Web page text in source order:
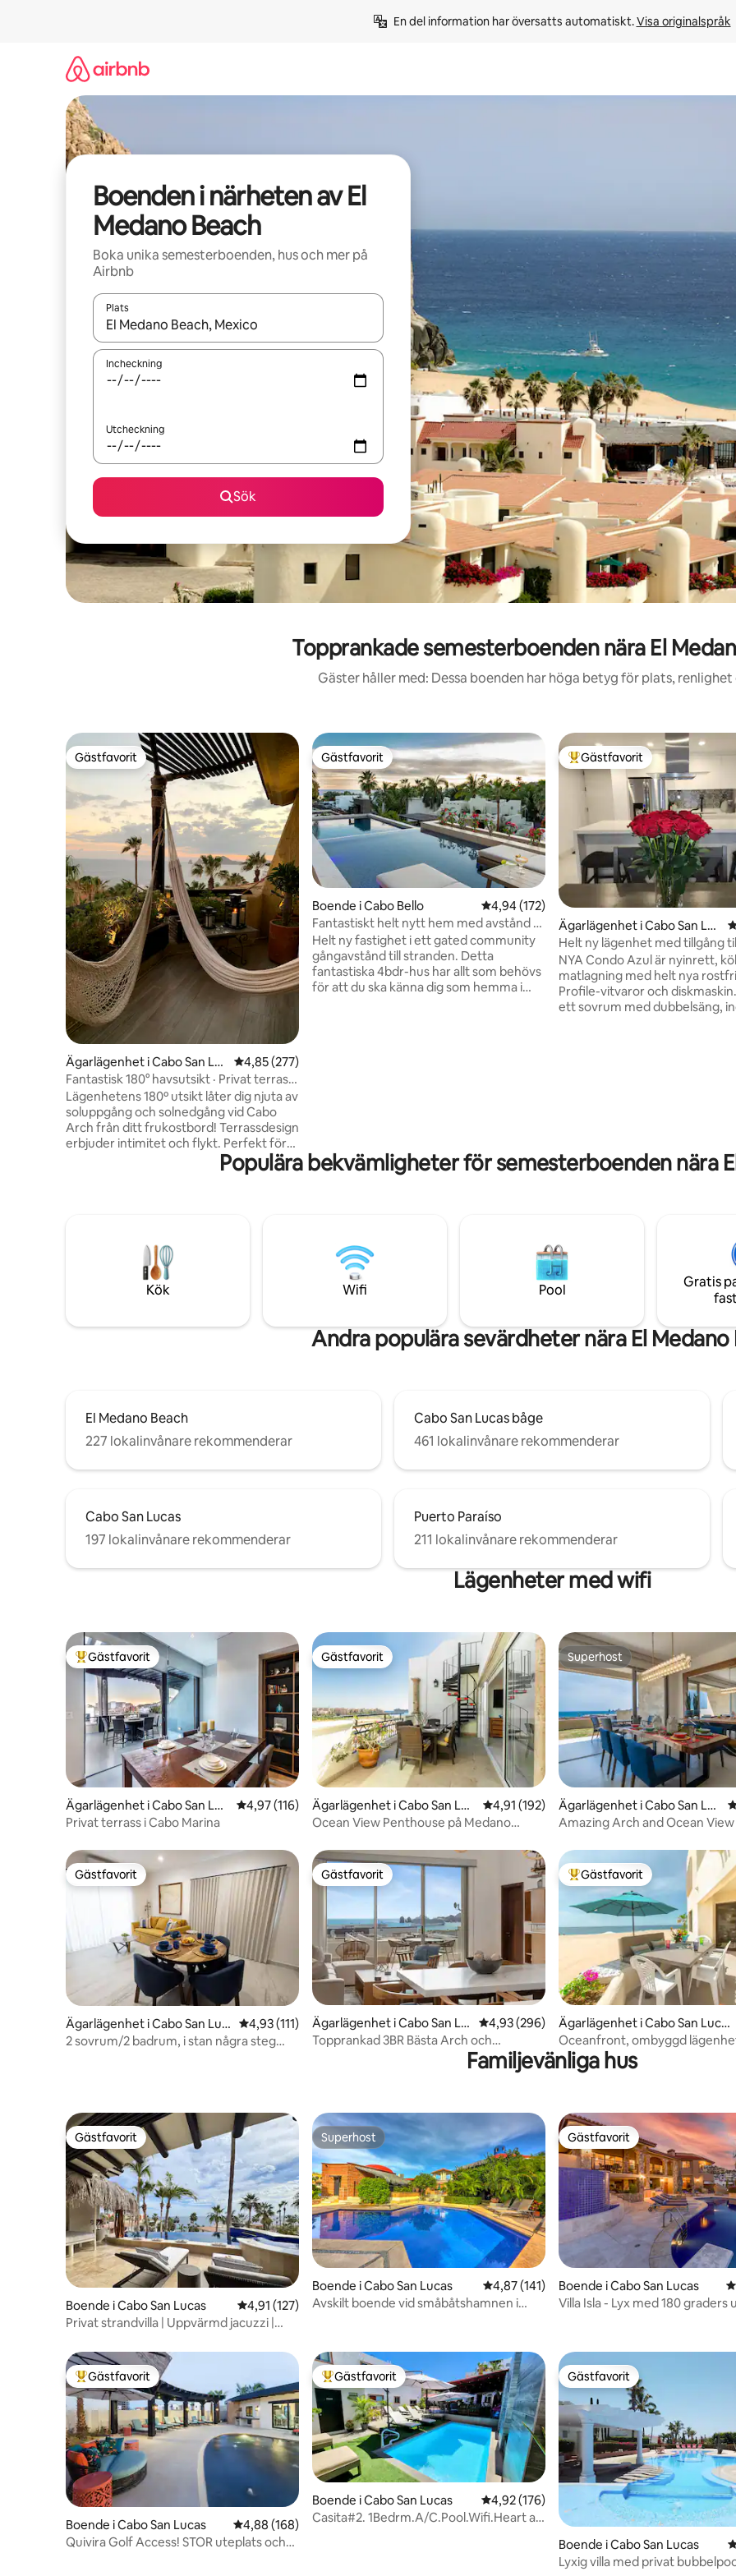
En del information har översatts automatiskt. Visa originalspråk
Boenden i närheten av El
Medano Beach
Boka unika semesterboenden, hus och mer på
Airbnb
Plats
När resultaten är tillgängliga kan du navigera med upp- och nedåtpilarna eller utforska genom att trycka eller svepa.
Incheckning
Utcheckning
Sök
Topprankade semesterboenden nära El
Gäster håller med: Dessa boenden har höga betyg för plats, renlighet
Gästfavorit
Gästfavorit
Ägarlägenhet i Cabo San Lu
cas
4,85 av 5 i genomsnittligt betyg, 277 omdömen
4,85 (277)
Fantastisk 180° havsutsikt · Privat terrass
och strand
Lägenhetens 180º utsikt låter dig njuta av
soluppgång och solnedgång vid Cabo
Arch från ditt frukostbord! Terrassdesign
erbjuder intimitet och flykt. Perfekt för
en romantisk vistelse, hemmakontor
med utsikt över paradiset, grillmiddagar
Promenad tillgång till Cabo 's topp två
stränder och bredvid The Cape och
Thompson Hotel. Kom ihåg att detta är
en hyreslägenhet, inte ett hotell, och
Gästfavorit
Gästfavorit
Boende i Cabo Bello 4,94 av 5 i genomsnittligt betyg, 172
4,94 (172)
Fantastiskt helt nytt hem med avstånd till
privat strand
Helt ny fastighet i ett gated community
gångavstånd till stranden. Detta
fantastiska 4bdr-hus har allt som behövs
för att du ska känna dig som hemma i
Populär gästfavorit
Gästfavorit
Ägarlägenhet i Cabo San Luc
as
Helt ny lägenhet med tillgång
stranden
NYA Condo Azul är nyinrett,
matlagning med helt nya
Profile-vitvaror och diskmaskin. Azul har
ett sovrum med dubbelsäng,
minuter bort, resortstil
Populära bekvämligheter för semesterboenden nära
Kök Wifi Pool
Gratis
Andra populära sevärdheter nära El Medano
El Medano Beach
227 lokalinvånare rekommenderar
Cabo San Lucas båge
461 lokalinvånare rekommenderar
Cabo San Lucas
197 lokalinvånare rekommenderar
Puerto Paraíso
211 lokalinvånare rekommenderar
Lägenheter med wifi
Populär gästfavorit
Gästfavorit
Ägarlägenhet i Cabo San Luc
as
4,97 av 5 i genomsnittligt betyg, 116 omdömen
4,97 (116)
Privat terrass i Cabo Marina
Gästfavorit
Gästfavorit
Ägarlägenhet i Cabo San Luc
as
4,91 av 5 i genomsnittligt betyg, 192
4,91 (192)
Ocean View Penthouse på Medano
Superhost
Superhost
Ägarlägenhet i Cabo San Luc
as
Amazing Arch and Ocean
Gästfavorit
Gästfavorit
Ägarlägenhet i Cabo San Luc
as
4,93 av 5 i genomsnittligt betyg, 111 omdömen
4,93 (111)
2 sovrum/2 badrum, i stan några steg
Gästfavorit
Gästfavorit
Ägarlägenhet i Cabo San Lu
cas
4,93 av 5 i genomsnittligt betyg, 296
4,93 (296)
Topprankad 3BR Bästa Arch och
Populär gästfavorit
Gästfavorit
Ägarlägenhet i Cabo San Luca
s
Oceanfront, ombyggd
sovrum
Familjevänliga hus
Gästfavorit
Gästfavorit
Boende i Cabo San Lucas 4,91 av 5 i genomsnittligt betyg, 127 omdömen
4,91 (127)
Privat strandvilla | Uppvärmd jacuzzi |
Superhost
Superhost
Boende i Cabo San Lucas 4,87 av 5 i genomsnittligt betyg, 141
4,87 (141)
Avskilt boende vid småbåtshamnen i
Gästfavorit
Gästfavorit
Boende i Cabo San Lucas
Villa Isla - Lyx med 180 graders
Populär gästfavorit
Gästfavorit
Boende i Cabo San Lucas 4,88 av 5 i genomsnittligt betyg, 168 omdömen
4,88 (168)
Quivira Golf Access! STOR uteplats och
Populär gästfavorit
Gästfavorit
Boende i Cabo San Lucas 4,92 av 5 i genomsnittligt betyg, 176
4,92 (176)
Casita#2. 1Bedrm.A/C.Pool.Wifi.Heart av
Gästfavorit
Gästfavorit
Boende i Cabo San Lucas
Lyxig villa med privat